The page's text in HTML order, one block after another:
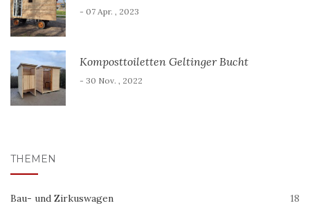
- 07 Apr. , 2023
Komposttoiletten Geltinger Bucht
- 30 Nov. , 2022
THEMEN
Bau- und Zirkuswagen 18